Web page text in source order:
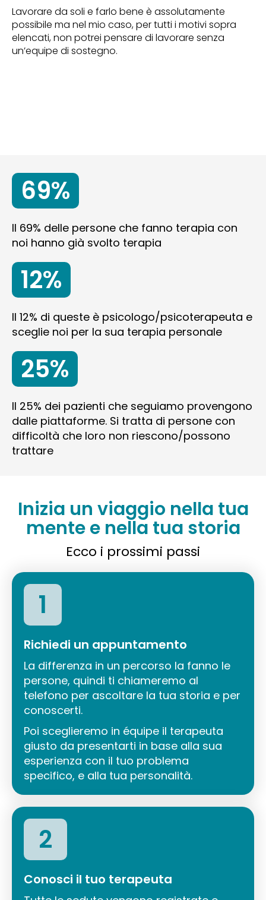
Lavorare da soli e farlo bene è assolutamente
possibile ma nel mio caso, per tutti i motivi sopra
elencati, non potrei pensare di lavorare senza
un’equipe di sostegno.
69%
Il 69% delle persone che fanno terapia con
noi hanno già svolto terapia
12%
Il 12% di queste è psicologo/psicoterapeuta e
sceglie noi per la sua terapia personale
25%
Il 25% dei pazienti che seguiamo provengono
dalle piattaforme. Si tratta di persone con
difficoltà che loro non riescono/possono
trattare
Inizia un viaggio nella tua
mente e nella tua storia
Ecco i prossimi passi
1
Richiedi un appuntamento
La differenza in un percorso la fanno le
persone, quindi ti chiameremo al
telefono per ascoltare la tua storia e per
conoscerti.
Poi sceglieremo in équipe il terapeuta
giusto da presentarti in base alla sua
esperienza con il tuo problema
specifico, e alla tua personalità.
2
Conosci il tuo terapeuta